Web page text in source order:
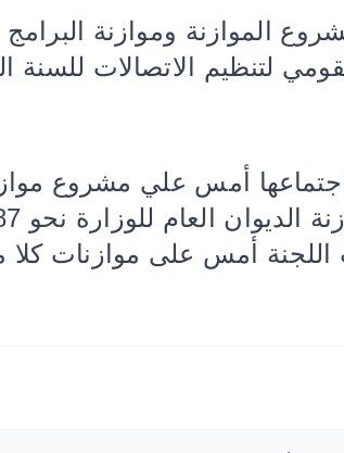
الموازنة وموازنة البرامج
الاتصالات للسنة المالية
أمس علي مشروع
اللجنة أمس على موازنات